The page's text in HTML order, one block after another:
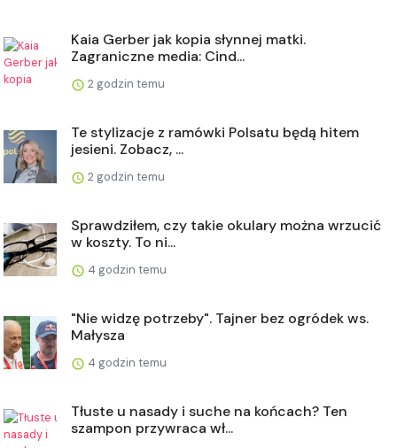
Kaia Gerber jak kopia słynnej matki.
Zagraniczne media: Cind...
2 godzin temu
Te stylizacje z ramówki Polsatu będą hitem
jesieni. Zobacz, ...
2 godzin temu
Sprawdziłem, czy takie okulary można wrzucić
w koszty. To ni...
4 godzin temu
"Nie widzę potrzeby". Tajner bez ogródek ws.
Małysza
4 godzin temu
Tłuste u nasady i suche na końcach? Ten
szampon przywraca wł...